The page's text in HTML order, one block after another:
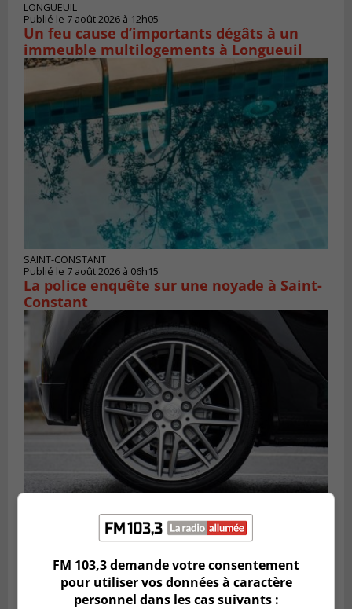
LONGUEUIL
Publié le 7 août 2026 à 12h05
Un feu cause d’importants dégâts à un
immeuble multilogements à Longueuil
SAINT-CONSTANT
Publié le 7 août 2026 à 06h15
La police enquête sur une noyade à Saint-
Constant
Publié le 6 août 2026 à 11h58
Des jeunes ciblent la Montérégie pour
FM 103,3 demande votre consentement
pour utiliser vos données à caractère
personnel dans les cas suivants :